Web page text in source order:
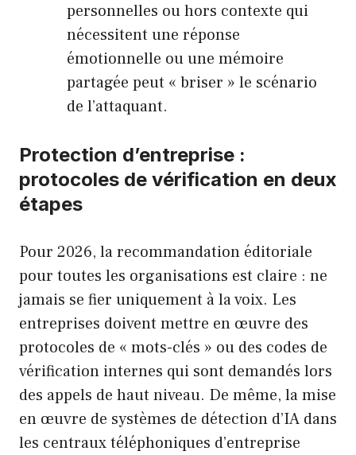
personnelles ou hors contexte qui
nécessitent une réponse
émotionnelle ou une mémoire
partagée peut « briser » le scénario
de l’attaquant.
Protection d’entreprise :
protocoles de vérification en deux
étapes
Pour 2026, la recommandation éditoriale
pour toutes les organisations est claire : ne
jamais se fier uniquement à la voix. Les
entreprises doivent mettre en œuvre des
protocoles de « mots-clés » ou des codes de
vérification internes qui sont demandés lors
des appels de haut niveau. De même, la mise
en œuvre de systèmes de détection d’IA dans
les centraux téléphoniques d’entreprise